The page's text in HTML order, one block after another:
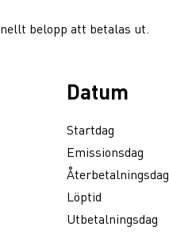
belopp att betalas ut.
Datum
Startdag
Emissionsdag
Återbetalningsdag
Löptid
Utbetalningsdag